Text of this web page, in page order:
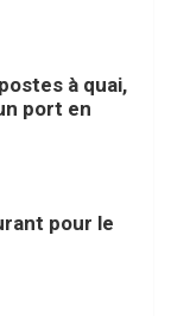
à quai,
port en
pour le